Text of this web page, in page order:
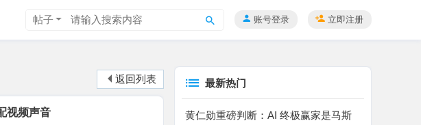
账号登录 立即注册
帖子
返回列表
视频声音
最新热门
黄仁勋重磅判断：AI 终极赢家是马斯